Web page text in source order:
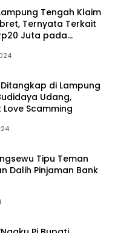
Tengah Klaim
Ternyata Terkait
Juta pada
Abadi
di Lampung
Udang,
Scamming
Tipu Teman
Dalih Pinjaman Bank